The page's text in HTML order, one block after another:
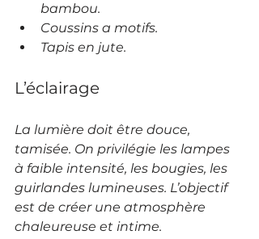
bambou.
Coussins a motifs.
Tapis en jute.
L’éclairage
La lumière doit être douce,
tamisée. On privilégie les lampes
à faible intensité, les bougies, les
guirlandes lumineuses. L’objectif
est de créer une atmosphère
chaleureuse et intime.